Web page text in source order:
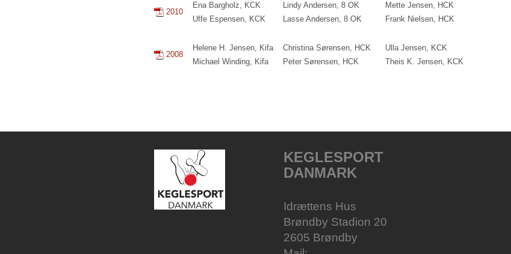
2010
Ena Bargholz, KCK
Uffe Espensen, KCK
Lindy Andersen, 8 OK
Lasse Andersen, 8 OK
Mette Jensen, HCK
Frank Nielsen, HCK
2008
Helene H. Jensen, Kifa
Michael Winding, Kifa
Christina Sørensen, HCK
Peter Sørensen, HCK
Ulla Jensen, KCK
Theis K. Jensen, KCK
KEGLESPORT
DANMARK
Idrættens Hus
Brøndby Stadion 20
2605 Brøndby